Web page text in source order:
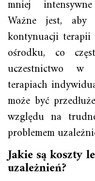
mniej
Ważne jest, aby
kontynuacji
ośrodku, co
uczestnictwo
terapiach
może być
względu na
problemem
Jakie są koszty
uzależnień?